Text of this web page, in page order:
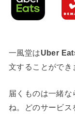
一風堂はUber
文することができ
届くものは一緒
ね。どのサービス